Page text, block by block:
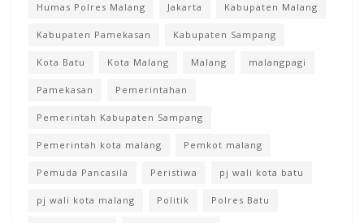
Humas Polres Malang Jakarta Kabupaten Malang
Kabupaten Pamekasan Kabupaten Sampang
Kota Batu Kota Malang Malang malangpagi
Pamekasan Pemerintahan
Pemerintah Kabupaten Sampang
Pemerintah kota malang Pemkot malang
Pemuda Pancasila Peristiwa pj wali kota batu
pj wali kota malang Politik Polres Batu